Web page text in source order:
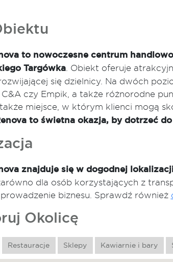
to nowoczesne centrum
Targówka. Obiekt oferuje
się dzielnicy. Na dwóch
C&A czy Empik, a także różnorodne
miejsce, w którym klienci mogą
to świetna okazja, by dotrzeć
znajduje się w dogodnej
dla osób korzystających z
biznesu. Sprawdź również
Okolicę
Restauracje Sklepy Kawiarnie i bary